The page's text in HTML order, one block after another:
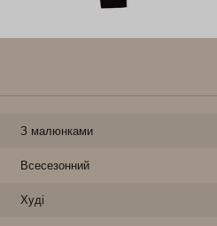
З малюнками
Всесезонний
Худі